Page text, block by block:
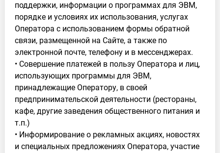
поддержки, информации о программах для ЭВМ,
порядке и условиях их использования, услугах
Оператора с использованием формы обратной
связи, размещенной на Сайте, а также по
электронной почте, телефону и в мессенджерах.
• Совершение платежей в пользу Оператора и лиц,
использующих программы для ЭВМ,
принадлежащие Оператору, в своей
предпринимательской деятельности (рестораны,
кафе, другие заведения общественного питания и
т.п.)
• Информирование о рекламных акциях, новостях
и специальных предложениях Оператора, участие